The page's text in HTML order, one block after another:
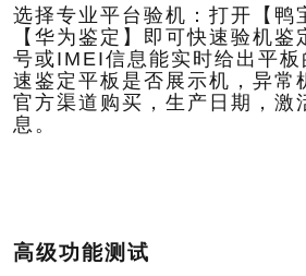
选择专业平台验机：打开【鸭
【华为鉴定】即可快速验机鉴
号或IMEI信息能实时给出平板
速鉴定平板是否展示机，异常
官方渠道购买，生产日期，激
息。
高级功能测试